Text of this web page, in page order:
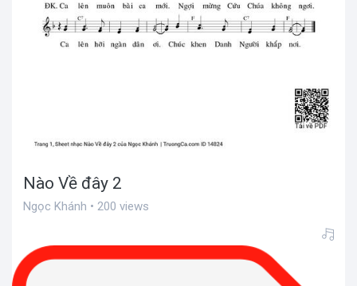
Nào Về đây 2
Ngọc Khánh • 200 views